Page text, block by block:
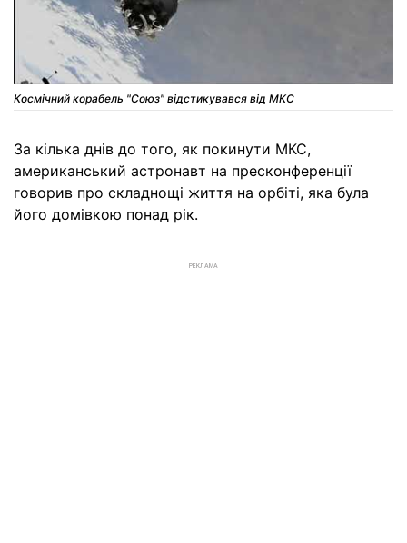
Космічний корабель "Союз" відстикувався від МКС
За кілька днів до того, як покинути МКС,
американський астронавт на пресконференції
говорив про складнощі життя на орбіті, яка була
його домівкою понад рік.
РЕКЛАМА